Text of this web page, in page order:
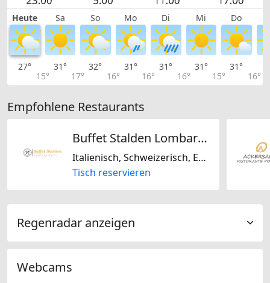
Heute Sa So Mo Di Mi Do
27°
15°
31°
17°
32°
16°
31°
16°
31°
16°
31°
15°
31°
16°
Empfohlene Restaurants
Buffet Stalden Lombardo
Italienisch, Schweizerisch, Europäisch
Tisch reservieren
Regenradar anzeigen
Webcams